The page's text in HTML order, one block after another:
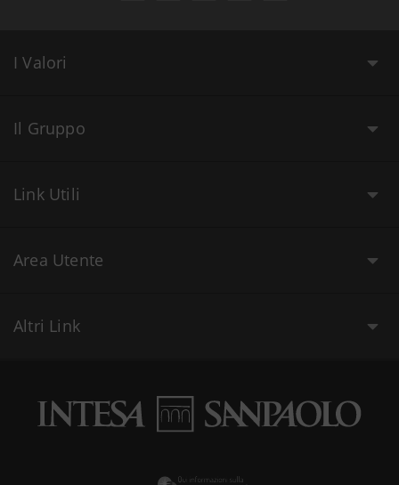
I Valori
Il Gruppo
Link Utili
Area Utente
Altri Link